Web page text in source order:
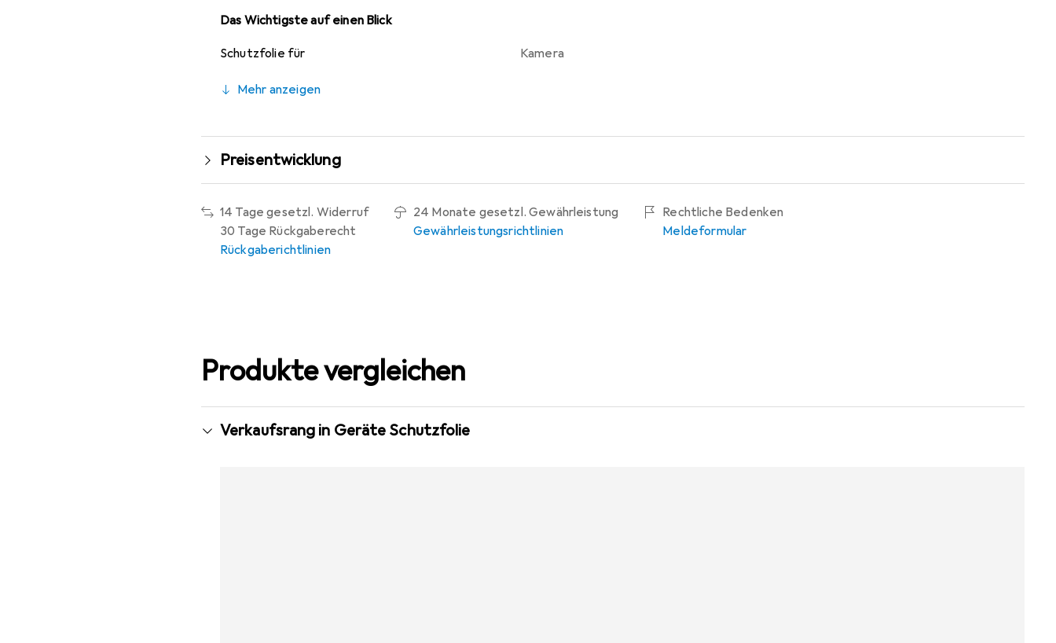
Das Wichtigste auf einen Blick
Schutzfolie für Kamera
Mehr anzeigen
Preisentwicklung
14 Tage gesetzl. Widerruf
30 Tage Rückgaberecht
Rückgaberichtlinien
24 Monate gesetzl. Gewährleistung
Gewährleistungsrichtlinien
Rechtliche Bedenken
Meldeformular
Produkte vergleichen
Verkaufsrang in Geräte Schutzfolie